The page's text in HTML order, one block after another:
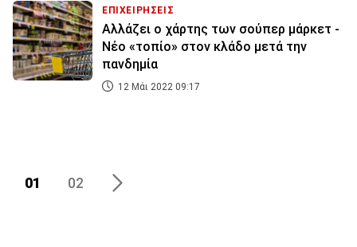
ΕΠΙΧΕΙΡΗΣΕΙΣ
Αλλάζει ο χάρτης των σούπερ μάρκετ -
Νέο «τοπίο» στον κλάδο μετά την
πανδημία
12 Μάι 2022 09:17
01 02